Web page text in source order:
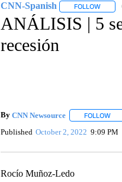
CNN-Spanish FOLLOW
ANÁLISIS | 5
recesión
By CNN Newsource FOLLOW
Published October 2, 2022 9:09 PM
Rocío Muñoz-Ledo